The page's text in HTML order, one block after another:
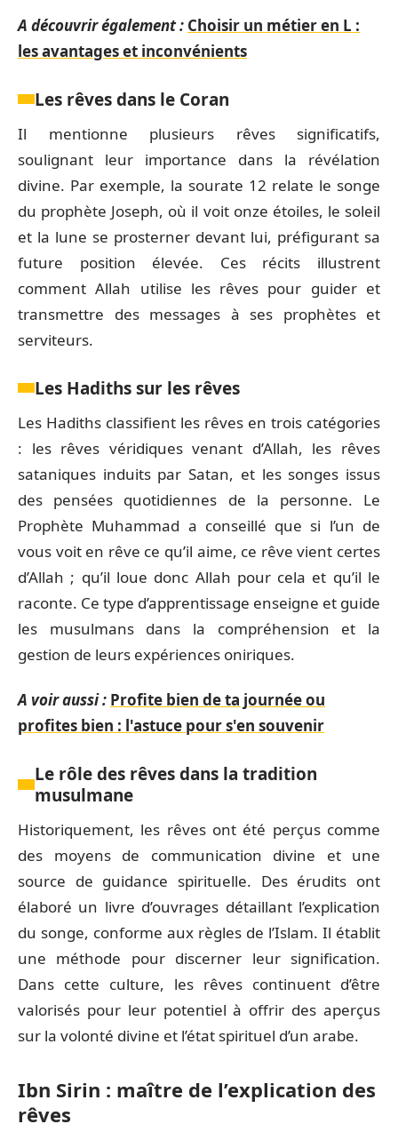
A découvrir également : Choisir un métier en L :
les avantages et inconvénients
Les rêves dans le Coran
Il mentionne plusieurs rêves significatifs,
soulignant leur importance dans la révélation
divine. Par exemple, la sourate 12 relate le songe
du prophète Joseph, où il voit onze étoiles, le soleil
et la lune se prosterner devant lui, préfigurant sa
future position élevée. Ces récits illustrent
comment Allah utilise les rêves pour guider et
transmettre des messages à ses prophètes et
serviteurs.
Les Hadiths sur les rêves
Les Hadiths classifient les rêves en trois catégories
: les rêves véridiques venant d’Allah, les rêves
sataniques induits par Satan, et les songes issus
des pensées quotidiennes de la personne. Le
Prophète Muhammad a conseillé que si l’un de
vous voit en rêve ce qu’il aime, ce rêve vient certes
d’Allah ; qu’il loue donc Allah pour cela et qu’il le
raconte. Ce type d’apprentissage enseigne et guide
les musulmans dans la compréhension et la
gestion de leurs expériences oniriques.
A voir aussi : Profite bien de ta journée ou
profites bien : l'astuce pour s'en souvenir
Le rôle des rêves dans la tradition
musulmane
Historiquement, les rêves ont été perçus comme
des moyens de communication divine et une
source de guidance spirituelle. Des érudits ont
élaboré un livre d’ouvrages détaillant l’explication
du songe, conforme aux règles de l’Islam. Il établit
une méthode pour discerner leur signification.
Dans cette culture, les rêves continuent d’être
valorisés pour leur potentiel à offrir des aperçus
sur la volonté divine et l’état spirituel d’un arabe.
Ibn Sirin : maître de l’explication des
rêves